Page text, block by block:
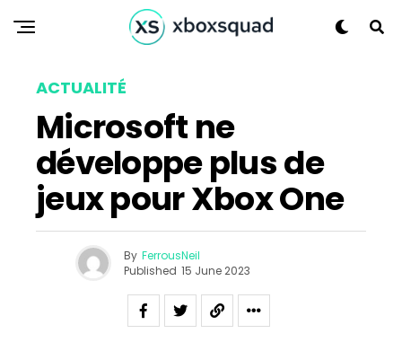
ACTUALITÉ
Microsoft ne
développe plus de
jeux pour Xbox One
By FerrousNeil
Published 15 June 2023